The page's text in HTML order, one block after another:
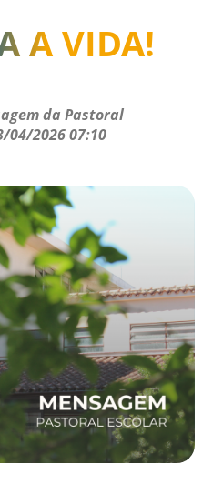
A VIDA!
da Pastoral
04/2026 07:10